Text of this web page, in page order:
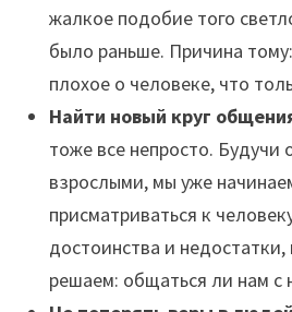
жалкое подобие того
было раньше. Причина
плохое о человеке, что
Найти новый круг
тоже все непросто. Будучи
взрослыми, мы уже
присматриваться к
достоинства и
решаем: общаться ли нам с